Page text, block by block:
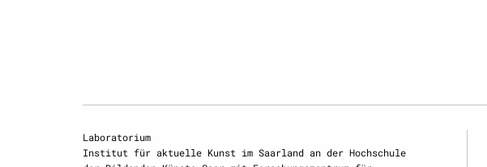
Laboratorium
Institut für aktuelle Kunst im Saarland an der Hochschule